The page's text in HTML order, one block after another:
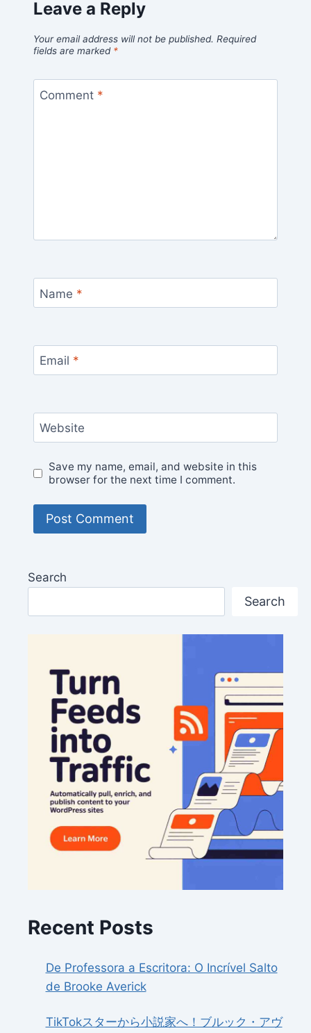
Leave a Reply
Your email address will not be published. Required
fields are marked *
Comment *
Name *
Email *
Website
Save my name, email, and website in this
browser for the next time I comment.
Search
Search
Recent Posts
De Professora a Escritora: O Incrível Salto
de Brooke Averick
TikTokスターから小説家へ！ブルック・アヴ